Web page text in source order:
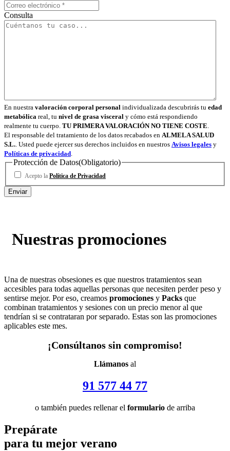
Consulta
En nuestra valoración corporal personal individualizada descubrirás tu edad
metabólica real, tu nivel de grasa visceral y cómo está respondiendo
realmente tu cuerpo. TU PRIMERA VALORACIÓN NO TIENE COSTE
El responsable del tratamiento de los datos recabados en ALMELA SALUD
S.L. . Usted puede ejercer sus derechos incluidos en nuestros Avisos legales y
Políticas de privacidad
Protección de Datos(Obligatorio)
Acepto la Política de Privacidad
Nuestras promociones
Una de nuestras obsesiones es que nuestros tratamientos sean
accesibles para todas aquellas personas que necesiten perder peso y
sentirse mejor. Por eso, creamos promociones y Packs que
combinan tratamientos y sesiones con un precio menor al que
tendrían si se contrataran por separado. Estas son las promociones
aplicables este mes.
¡Consúltanos sin compromiso!
Llámanos al
91 577 44 77
o también puedes rellenar el formulario de arriba
Prepárate
para tu mejor verano